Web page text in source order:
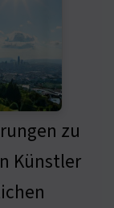
zu
Künstler